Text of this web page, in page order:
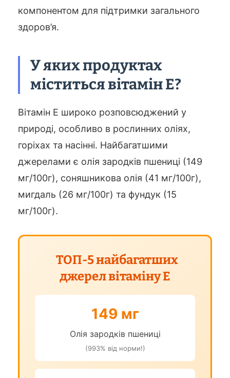
компонентом для підтримки загального
здоров’я.
У яких продуктах
міститься вітамін Е?
Вітамін Е широко розповсюджений у
природі, особливо в рослинних оліях,
горіхах та насінні. Найбагатшими
джерелами є олія зародків пшениці (149
мг/100г), соняшникова олія (41 мг/100г),
мигдаль (26 мг/100г) та фундук (15
мг/100г).
ТОП-5 найбагатших
джерел вітаміну Е
149 мг
Олія зародків пшениці
(993% від норми!)